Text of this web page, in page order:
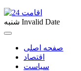
شنبه Invalid Date
صفحه اصلی
اقتصاد
سیاست